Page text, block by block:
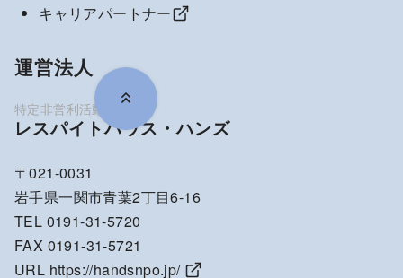
キャリアパートナー
運営法人
レスパイトハウス・ハンズ
〒021-0031
岩手県一関市青葉2丁目6-16
TEL 0191-31-5720
FAX 0191-31-5721
URL https://handsnpo.jp/